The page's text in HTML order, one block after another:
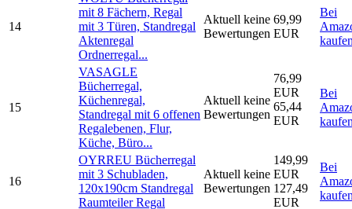
14
mit 8 Fächern, Regal
mit 3 Türen, Standregal
Aktenregal
Ordnerregal...
Aktuell keine
Bewertungen
69,99
EUR
Bei
15
VASAGLE
Bücherregal,
Küchenregal,
Standregal mit 6 offenen
Regalebenen, Flur,
Küche, Büro...
Aktuell keine
Bewertungen
76,99
EUR
65,44
EUR
Bei
16
OYRREU Bücherregal
mit 3 Schubladen,
120x190cm Standregal
Raumteiler Regal
Aktuell keine
Bewertungen
149,99
EUR
127,49
EUR
Bei